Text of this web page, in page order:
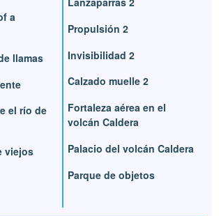
a
llamas
el río de
viejos
Propulsión 2
Invisibilidad 2
Calzado muelle 2
Fortaleza aérea en el
volcán Caldera
Palacio del volcán Caldera
Parque de objetos